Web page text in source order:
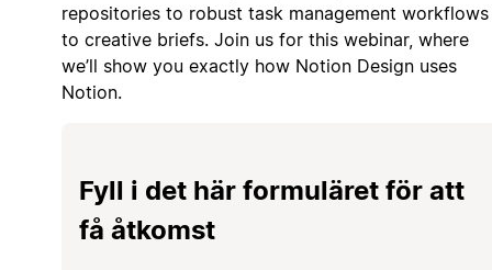
repositories to robust task management workflows
to creative briefs. Join us for this webinar, where
we’ll show you exactly how Notion Design uses
Notion.
Fyll i det här formuläret för att
få åtkomst